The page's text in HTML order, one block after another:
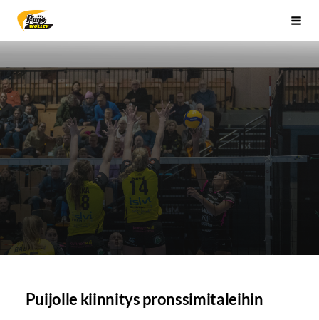
Siirry
sivun
Sivuston etusivulle
Puijolle kiinnitys pronssimitaleihin